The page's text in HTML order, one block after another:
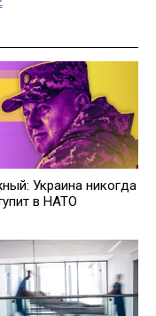
Украина никогда
в НАТО